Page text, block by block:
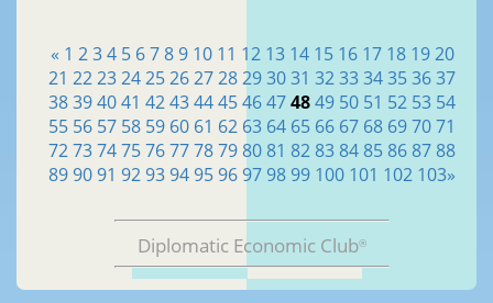
« 1 2 3 4 5 6 7 8 9 10 11 12 13 14 15 16 17 18 19 20
21 22232425262728293031 323334353637
38394041 4243444546474849 50 51 52 53 54
55 56 57 58 59 60 61 62 63 64 65 66 67 68 697071
727374757677787980 81 82 83 84 85 86 87 88
899091 929394959697 98 99 100 101 102 103»
Diplomatic Economic Club®